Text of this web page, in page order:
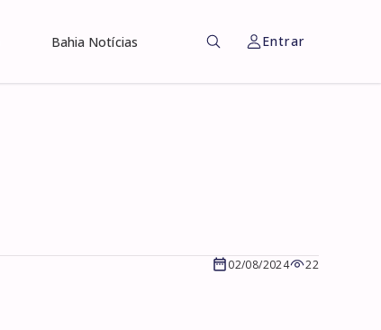
Bahia Notícias Entrar
02/08/2024 22